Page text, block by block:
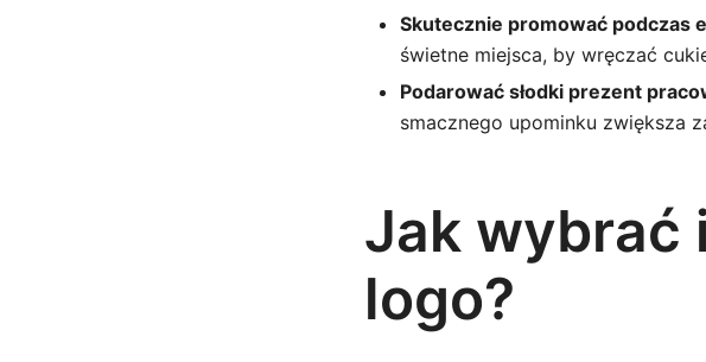
Skutecznie promować podczas
świetne miejsca, by wręczać
Podarować słodki prezent
smacznego upominku zwiększa
Jak wybrać
logo?